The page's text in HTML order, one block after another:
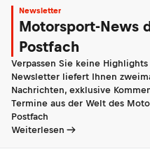
Newsletter
Motorsport-News
Postfach
Verpassen Sie keine
Newsletter liefert Ihnen
Nachrichten, exklusive
Termine aus der Welt des
Postfach
Weiterlesen